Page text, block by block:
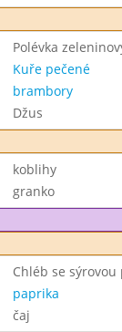
Polévka
Kuře pečené
brambory
Džus
koblihy
granko
Chléb se
paprika
čaj